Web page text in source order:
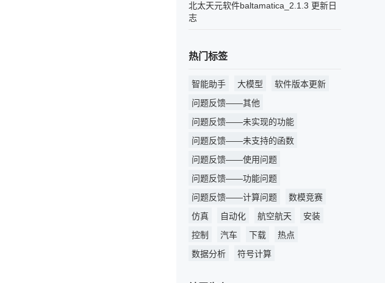
北太天元软件baltamatica_2.1.3 更新日
志
热门标签
智能助手 大模型
软件版本更新
问题反馈——其他
问题反馈——未实现的功能
问题反馈——未支持的函数
问题反馈——使用问题
问题反馈——功能问题
问题反馈——计算问题
数模竞赛
仿真
自动化 航空航天
安装
控制
汽车 下载
热点
数据分析
符号计算